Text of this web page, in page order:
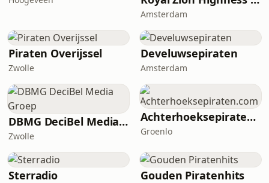
Amsterdam
Piraten Overijssel
Zwolle
Develuwsepiraten
Amsterdam
DBMG DeciBel Media Groep
Zwolle
Achterhoeksepiraten.com
Groenlo
Sterradio Gouden Piratenhits